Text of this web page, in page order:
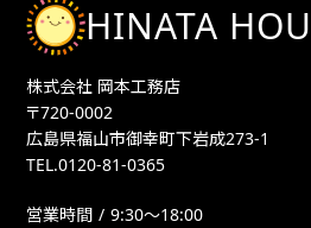
HINATA
株式会社 岡本工務店
〒720-0002
広島県福山市御幸町下岩成273-1
TEL.0120-81-0365
営業時間
9:30〜18:00